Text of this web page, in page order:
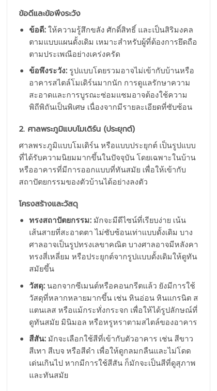
ข้อดีและข้อพึงระวัง
ข้อดี:ให้ความรู้สึกขลัง ศักดิ์สิทธิ์ และเป็นสิริมงคล
ตามแบบแผนดั้งเดิม เหมาะสำหรับผู้ที่ต้องการยึดถือ
ตามประเพณีอย่างเคร่งครัด
ข้อพึงระวัง:รูปแบบโดยรวมอาจไม่เข้ากับบ้านหรือ
อาคารสไตล์โมเดิร์นมากนัก การดูแลรักษาความ
สะอาดและการบูรณะซ่อมแซมอาจต้องใช้ความ
พิถีพิถันเป็นพิเศษ เนื่องจากมีรายละเอียดที่ซับซ้อน
2. ศาลพระภูมิแบบโมเดิร์น (ประยุกต์)
ศาลพระภูมิแบบโมเดิร์น หรือแบบประยุกต์ เป็นรูปแบบ
ที่ได้รับความนิยมมากขึ้นในปัจจุบัน โดยเฉพาะในบ้าน
หรืออาคารที่มีการออกแบบที่ทันสมัย เพื่อให้เข้ากับ
สถาปัตยกรรมของตัวบ้านได้อย่างลงตัว
โครงสร้างและวัสดุ
ทรงสถาปัตยกรรม:มักจะมีดีไซน์ที่เรียบง่าย เน้น
เส้นสายที่สะอาดตา ไม่ซับซ้อนเท่าแบบดั้งเดิม บาง
ศาลอาจเป็นรูปทรงเลขาคณิต บางศาลอาจมีหลังคา
ทรงสี่เหลี่ยม หรือประยุกต์จากรูปแบบดั้งเดิมให้ดูทัน
สมัยขึ้น
วัสดุ:นอกจากซีเมนต์หรือคอนกรีตแล้ว ยังมีการใช้
วัสดุที่หลากหลายมากขึ้น เช่น หินอ่อน หินแกรนิต ส
แตนเลส หรือแม้กระทั่งกระจก เพื่อให้ได้รูปลักษณ์ที่
ดูทันสมัย มินิมอล หรือหรูหราตามสไตล์ของอาคาร
สีสัน:มักจะเลือกใช้สีที่เข้ากับตัวอาคาร เช่น สีขาว
สีเทา สีเบจ หรือสีดำ เพื่อให้ดูกลมกลืนและไม่โดด
เด่นเกินไป หากมีการใช้สีสัน ก็มักจะเป็นสีที่ดูสุภาพ
และทันสมัย